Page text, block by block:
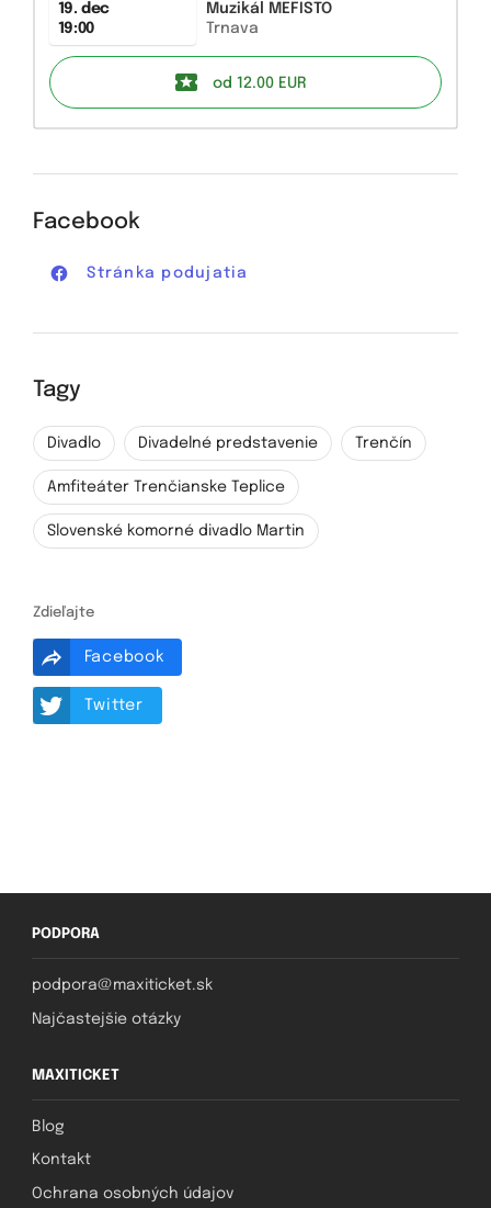
19. dec
19:00
Muzikál MEFISTO
Trnava
od 12.00 EUR
Facebook
Stránka podujatia
Tagy
Divadlo Divadelné predstavenie Trenčín
Amfiteáter Trenčianske Teplice
Slovenské komorné divadlo Martin
Zdieľajte
Facebook
Twitter
PODPORA
podpora@maxiticket.sk
Najčastejšie otázky
MAXITICKET
Blog
Kontakt
Ochrana osobných údajov